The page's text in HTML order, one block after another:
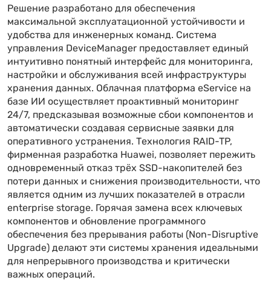
Решение разработано для обеспечения
максимальной эксплуатационной устойчивости и
удобства для инженерных команд. Система
управления DeviceManager предоставляет единый
интуитивно понятный интерфейс для мониторинга,
настройки и обслуживания всей инфраструктуры
хранения данных. Облачная платформа eService на
базе ИИ осуществляет проактивный мониторинг
24/7, предсказывая возможные сбои компонентов и
автоматически создавая сервисные заявки для
оперативного устранения. Технология RAID-TP,
фирменная разработка Huawei, позволяет пережить
одновременный отказ трёх SSD-накопителей без
потери данных и снижения производительности, что
является одним из лучших показателей в отрасли
enterprise storage. Горячая замена всех ключевых
компонентов и обновление программного
обеспечения без прерывания работы (Non-Disruptive
Upgrade) делают эти системы хранения идеальными
для непрерывного производства и критически
важных операций.